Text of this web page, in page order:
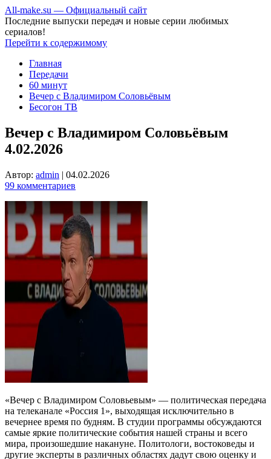
All-make.su — Официальный сайт
Последние выпуски передач и новые серии любимых
сериалов!
Перейти к содержимому
Главная
Передачи
60 минут
Вечер с Владимиром Соловьёвым
Бесогон ТВ
Вечер с Владимиром Соловьёвым
4.02.2026
Автор: admin | 04.02.2026
99 комментариев
«Вечер с Владимиром Соловьевым» — политическая передача
на телеканале «Россия 1», выходящая исключительно в
вечернее время по будням. В студии программы обсуждаются
самые яркие политические события нашей страны и всего
мира, произошедшие накануне. Политологи, востоковеды и
другие эксперты в различных областях дадут свою оценку и